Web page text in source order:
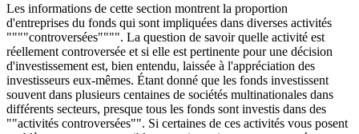
Les informations de cette section montrent la proportion
d'entreprises du fonds qui sont impliquées dans diverses activités
""""controversées"""". La question de savoir quelle activité est
réellement controversée et si elle est pertinente pour une décision
d'investissement est, bien entendu, laissée à l'appréciation des
investisseurs eux-mêmes. Étant donné que les fonds investissent
souvent dans plusieurs centaines de sociétés multinationales dans
différents secteurs, presque tous les fonds sont investis dans des
""activités controversées"". Si certaines de ces activités vous posent